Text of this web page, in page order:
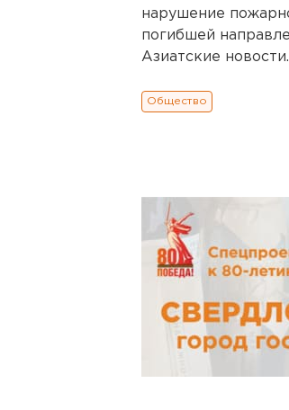
нарушение
погибшей
Азиатские новости.
Общество